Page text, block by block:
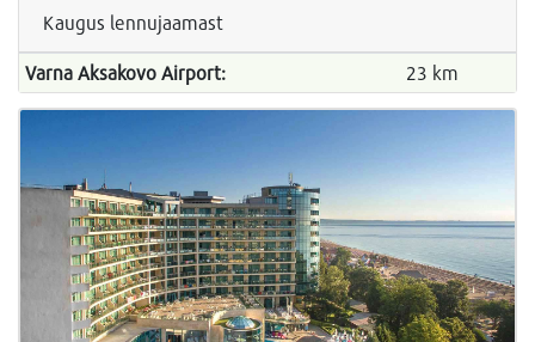
Kaugus lennujaamast
Varna Aksakovo Airport: 23 km